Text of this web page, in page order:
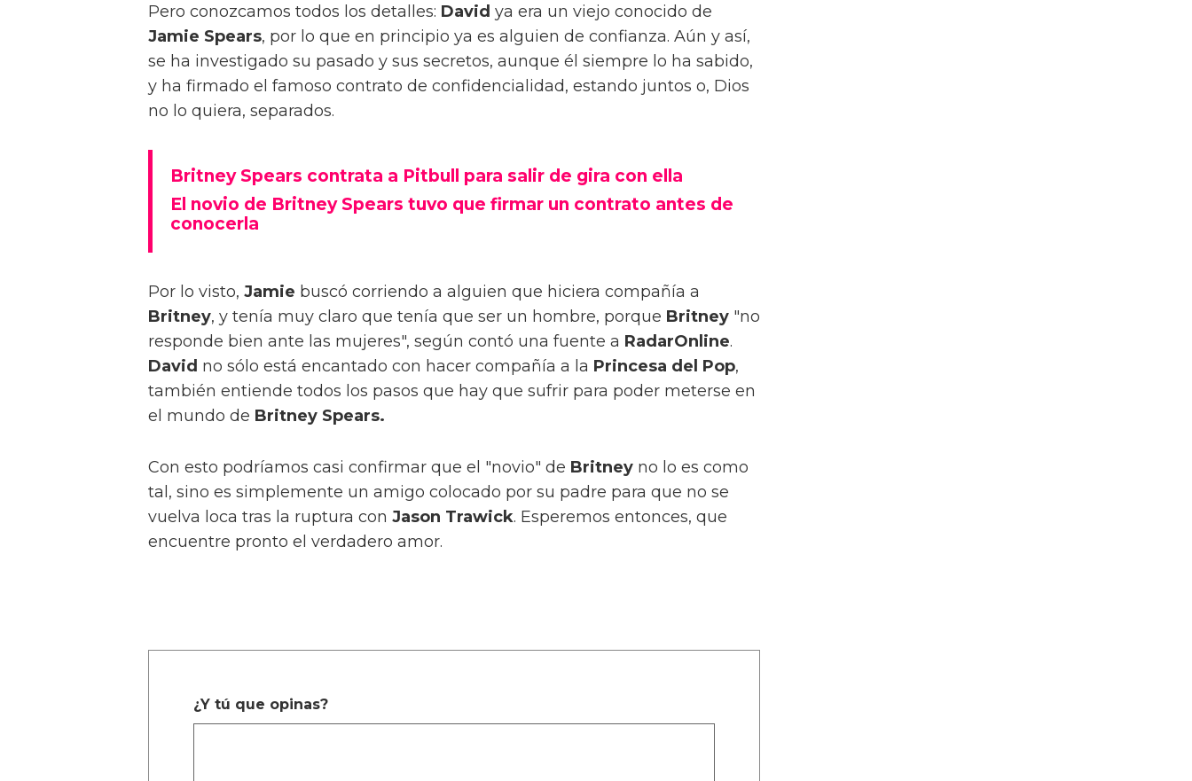
Pero conozcamos todos los detalles: David ya era un viejo conocido de
Jamie Spears, por lo que en principio ya es alguien de confianza. Aún y así,
se ha investigado su pasado y sus secretos, aunque él siempre lo ha sabido,
y ha firmado el famoso contrato de confidencialidad, estando juntos o, Dios
no lo quiera, separados.
Britney Spears contrata a Pitbull para salir de gira con ella
El novio de Britney Spears tuvo que firmar un contrato antes de
conocerla
Por lo visto, Jamie buscó corriendo a alguien que hiciera compañía a
Britney, y tenía muy claro que tenía que ser un hombre, porque Britney "no
responde bien ante las mujeres", según contó una fuente a RadarOnline.
David no sólo está encantado con hacer compañía a la Princesa del Pop,
también entiende todos los pasos que hay que sufrir para poder meterse en
el mundo de Britney Spears.
Con esto podríamos casi confirmar que el "novio" de Britney no lo es como
tal, sino es simplemente un amigo colocado por su padre para que no se
vuelva loca tras la ruptura con Jason Trawick. Esperemos entonces, que
encuentre pronto el verdadero amor.
¿Y tú que opinas?